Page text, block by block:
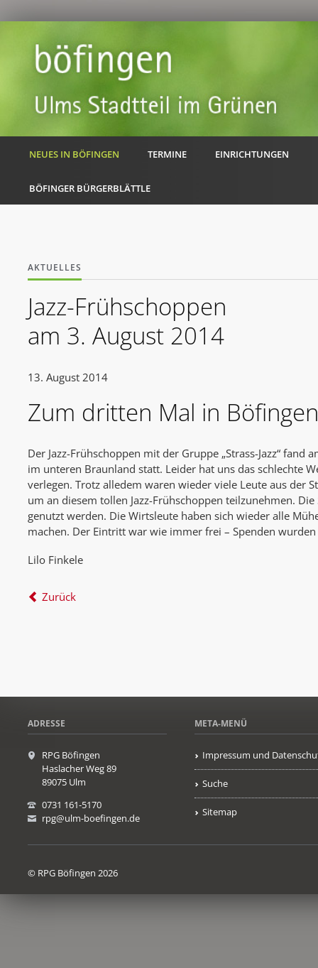
NEUES IN BÖFINGEN TERMINE EINRICHTUNGEN
BÖFINGER BÜRGERBLÄTTLE
AKTUELLES
Jazz-Frühschoppen
am 3. August 2014
13. August 2014
Zum dritten Mal in
Der Jazz-Frühschoppen mit der Gruppe „Strass-Jazz“
im unteren Braunland statt. Leider hat uns das schlechte
verlegen. Trotz alledem waren wieder viele Leute aus der
um an diesem tollen Jazz-Frühschoppen teilzunehmen.
genutzt werden. Die Wirtsleute haben sich wieder alle
machen. Der Eintritt war wie immer frei – Spenden
Lilo Finkele
Zurück
ADRESSE
RPG Böfingen
Haslacher Weg 89
89075 Ulm
0731 161-5170
rpg@ulm-boefingen.de
META-MENÜ
Impressum und
Suche
Sitemap
© RPG Böfingen 2026